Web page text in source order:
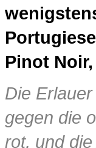
Pinot
Die
gegen die
rot, und